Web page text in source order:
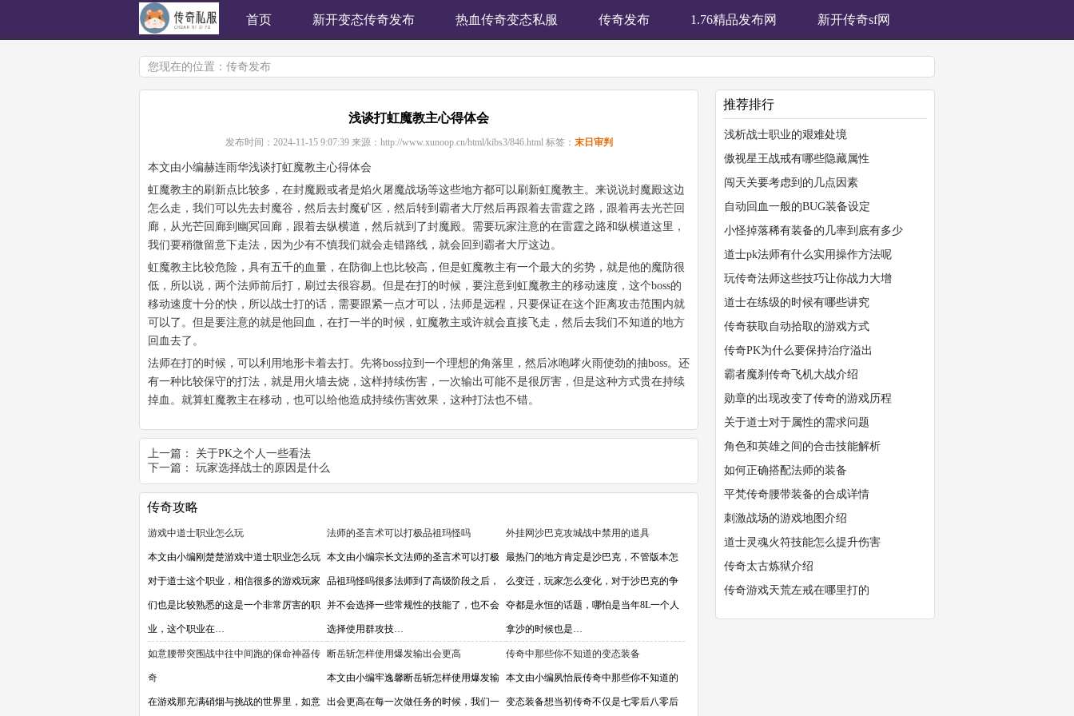
首页 新开变态传奇发布 热血传奇变态私服 传奇发布 1.76精品发布网 新开传奇sf网
您现在的位置： 传奇发布
浅谈打虹魔教主心得体会
发布时间： 2024-11-15 9:07:39来源： http://www.xunoop.cn/html/kibs3/846.html标签： 末日审判
本文由小编赫连雨华浅谈打虹魔教主心得体会
虹魔教主的刷新点比较多，在封魔殿或者是焰火屠魔战场等这些地方都可以刷新虹魔教主。来说说封魔殿这边
怎么走，我们可以先去封魔谷，然后去封魔矿区，然后转到霸者大厅然后再跟着去雷霆之路，跟着再去光芒回
廊，从光芒回廊到幽冥回廊，跟着去纵横道，然后就到了封魔殿。需要玩家注意的在雷霆之路和纵横道这里，
我们要稍微留意下走法，因为少有不慎我们就会走错路线，就会回到霸者大厅这边。
虹魔教主比较危险，具有五千的血量，在防御上也比较高，但是虹魔教主有一个最大的劣势，就是他的魔防很
低，所以说，两个法师前后打，刷过去很容易。但是在打的时候，要注意到虹魔教主的移动速度，这个boss的
移动速度十分的快，所以战士打的话，需要跟紧一点才可以，法师是远程，只要保证在这个距离攻击范围内就
可以了。但是要注意的就是他回血，在打一半的时候，虹魔教主或许就会直接飞走，然后去我们不知道的地方
回血去了。
法师在打的时候，可以利用地形卡着去打。先将boss拉到一个理想的角落里，然后冰咆哮火雨使劲的抽boss。还
有一种比较保守的打法，就是用火墙去烧，这样持续伤害，一次输出可能不是很厉害，但是这种方式贵在持续
掉血。就算虹魔教主在移动，也可以给他造成持续伤害效果，这种打法也不错。
上一篇： 关于PK之个人一些看法
下一篇： 玩家选择战士的原因是什么
传奇攻略
游戏中道士职业怎么玩
本文由小编刚楚楚游戏中道士职业怎么玩
对于道士这个职业，相信很多的游戏玩家
们也是比较熟悉的这是一个非常厉害的职
业，这个职业在…
法师的圣言术可以打极品祖玛怪吗
本文由小编宗长文法师的圣言术可以打极
品祖玛怪吗很多法师到了高级阶段之后，
并不会选择一些常规性的技能了，也不会
选择使用群攻技…
外挂网沙巴克攻城战中禁用的道具
最热门的地方肯定是沙巴克，不管版本怎
么变迁，玩家怎么变化，对于沙巴克的争
夺都是永恒的话题，哪怕是当年8L一个人
拿沙的时候也是…
如意腰带突围战中往中间跑的保命神器传
奇
在游戏那充满硝烟与挑战的世界里，如意
断岳斩怎样使用爆发输出会更高
本文由小编牢逸馨断岳斩怎样使用爆发输
出会更高在每一次做任务的时候，我们一
传奇中那些你不知道的变态装备
本文由小编夙怡辰传奇中那些你不知道的
变态装备想当初传奇不仅是七零后八零后
推荐排行
浅析战士职业的艰难处境
傲视星王战戒有哪些隐藏属性
闯天关要考虑到的几点因素
自动回血一般的BUG装备设定
小怪掉落稀有装备的几率到底有多少
道士pk法师有什么实用操作方法呢
玩传奇法师这些技巧让你战力大增
道士在练级的时候有哪些讲究
传奇获取自动拾取的游戏方式
传奇PK为什么要保持治疗溢出
霸者魔刹传奇飞机大战介绍
勋章的出现改变了传奇的游戏历程
关于道士对于属性的需求问题
角色和英雄之间的合击技能解析
如何正确搭配法师的装备
平梵传奇腰带装备的合成详情
刺激战场的游戏地图介绍
道士灵魂火符技能怎么提升伤害
传奇太古炼狱介绍
传奇游戏天荒左戒在哪里打的